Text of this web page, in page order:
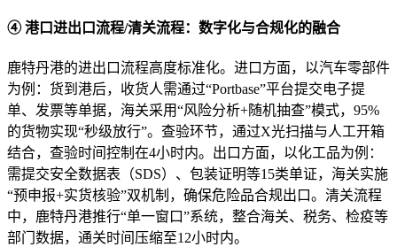
④ 港口进出口流程/清关流程：数字化与合规化的融合
鹿特丹港的进出口流程高度标准化。进口方面，以汽车零部件
为例：货到港后，收货人需通过“Portbase”平台提交电子提
单、发票等单据，海关采用“风险分析+随机抽查”模式，95%
的货物实现“秒级放行”。查验环节，通过X光扫描与人工开箱
结合，查验时间控制在4小时内。出口方面，以化工品为例：
需提交安全数据表（SDS）、包装证明等15类单证，海关实施
“预申报+实货核验”双机制，确保危险品合规出口。清关流程
中，鹿特丹港推行“单一窗口”系统，整合海关、税务、检疫等
部门数据，通关时间压缩至12小时内。